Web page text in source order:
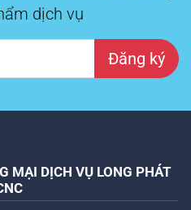
dịch vụ
Đăng ký
MẠI DỊCH VỤ LONG PHÁT